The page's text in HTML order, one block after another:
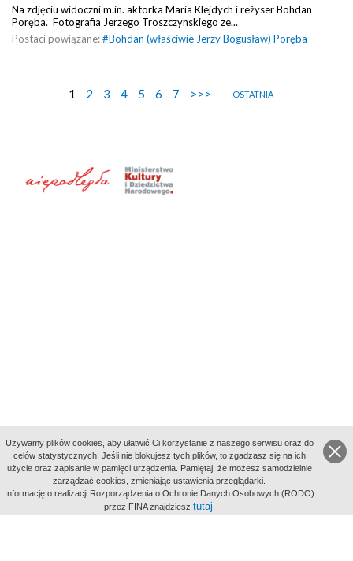
Na zdjęciu widoczni m.in. aktorka Maria Klejdych i reżyser Bohdan
Poręba. Fotografia Jerzego Troszczynskiego ze...
Postaci powiązane:#Bohdan (właściwie Jerzy Bogusław) Poręba
1 2 3 4 5 6 7 >>> OSTATNIA
aktywności
Uzywamy plików cookies, aby ułatwić Ci korzystanie z naszego serwisu oraz do
celów statystycznych. Jeśli nie blokujesz tych plików, to zgadzasz się na ich
użycie oraz zapisanie w pamięci urządzenia. Pamiętaj, że możesz samodzielnie
zarządzać cookies, zmieniając ustawienia przeglądarki.
Informację o realizacji Rozporządzenia o Ochronie Danych Osobowych (RODO)
przez FINA znajdziesz tutaj